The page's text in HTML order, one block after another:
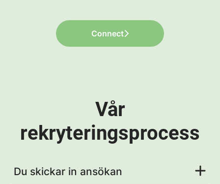
Connect
Vår
rekryteringsprocess
Du skickar in ansökan